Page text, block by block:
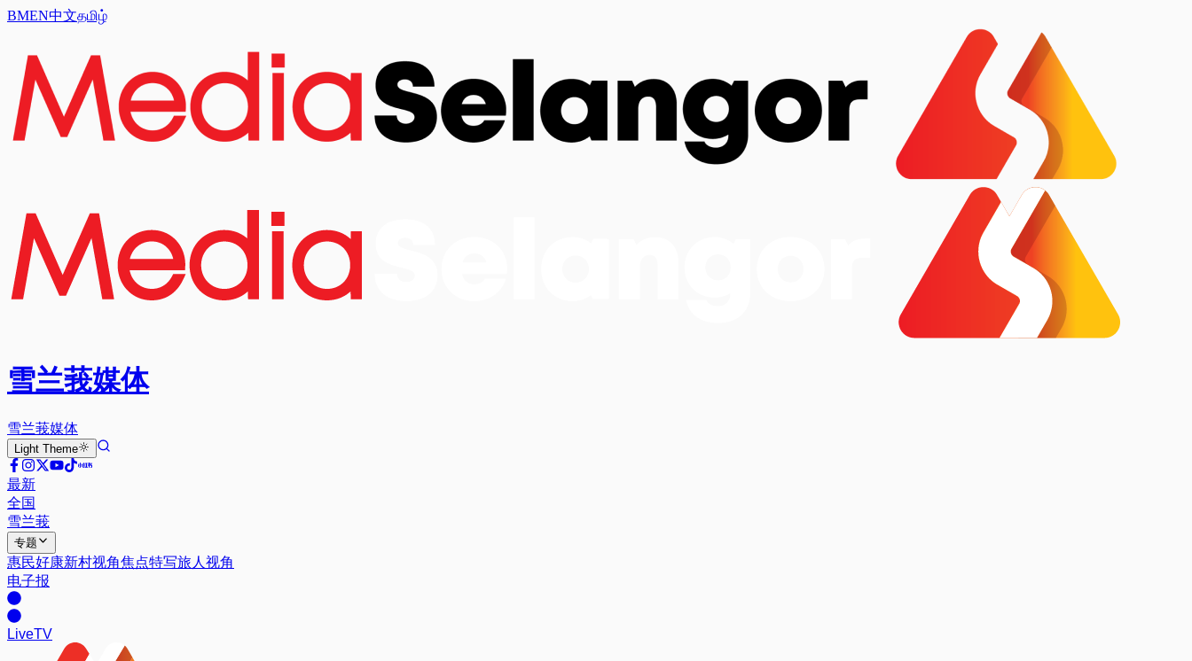
BMEN中文தமிழ்
雪兰莪媒体
雪兰莪媒体
Light Theme
最新
全国
雪兰莪
专题
惠民好康新村视角焦点特写旅人视角
电子报
LiveTV